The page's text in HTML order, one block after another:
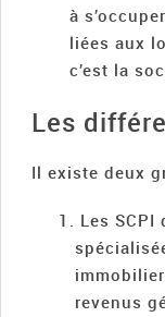
à
liées aux
c’est la
Les
Il existe deux
Les
revenus